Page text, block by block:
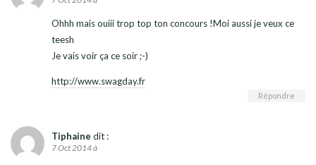
Ohhh mais ouiii trop top ton concours !Moi aussi je veux ce
teesh
Je vais voir ça ce soir ;-)
http://www.swagday.fr
Répondre
Tiphaine dit :
7 Oct 2014 à